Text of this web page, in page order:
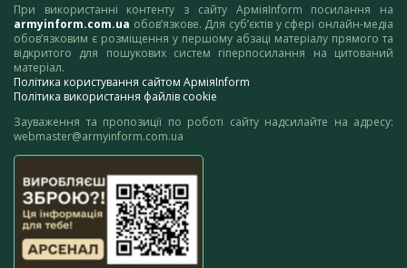
При використанні контенту з сайту АрміяInform посилання на
armyinform.com.ua обов’язкове. Для суб’єктів у сфері онлайн-медіа
обов’язковим є розміщення у першому абзаці матеріалу прямого та
відкритого для пошукових систем гіперпосилання на цитований
матеріал.
Політика користування сайтом АрміяInform
Політика використання файлів cookie
Зауваження та пропозиції по роботі сайту надсилайте на адресу:
webmaster@armyinform.com.ua